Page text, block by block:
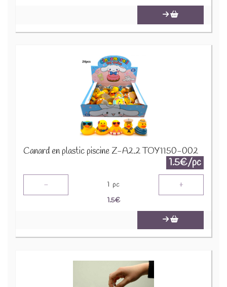
Canard en plastic piscine Z-A2.2 TOY1150-002
1.5€/pc
- 1 pc +
1.5€